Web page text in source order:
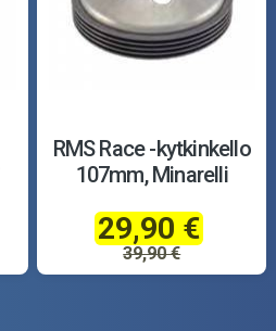
RMS Race -kytkinkello
107mm, Minarelli
29,90 €
39,90 €